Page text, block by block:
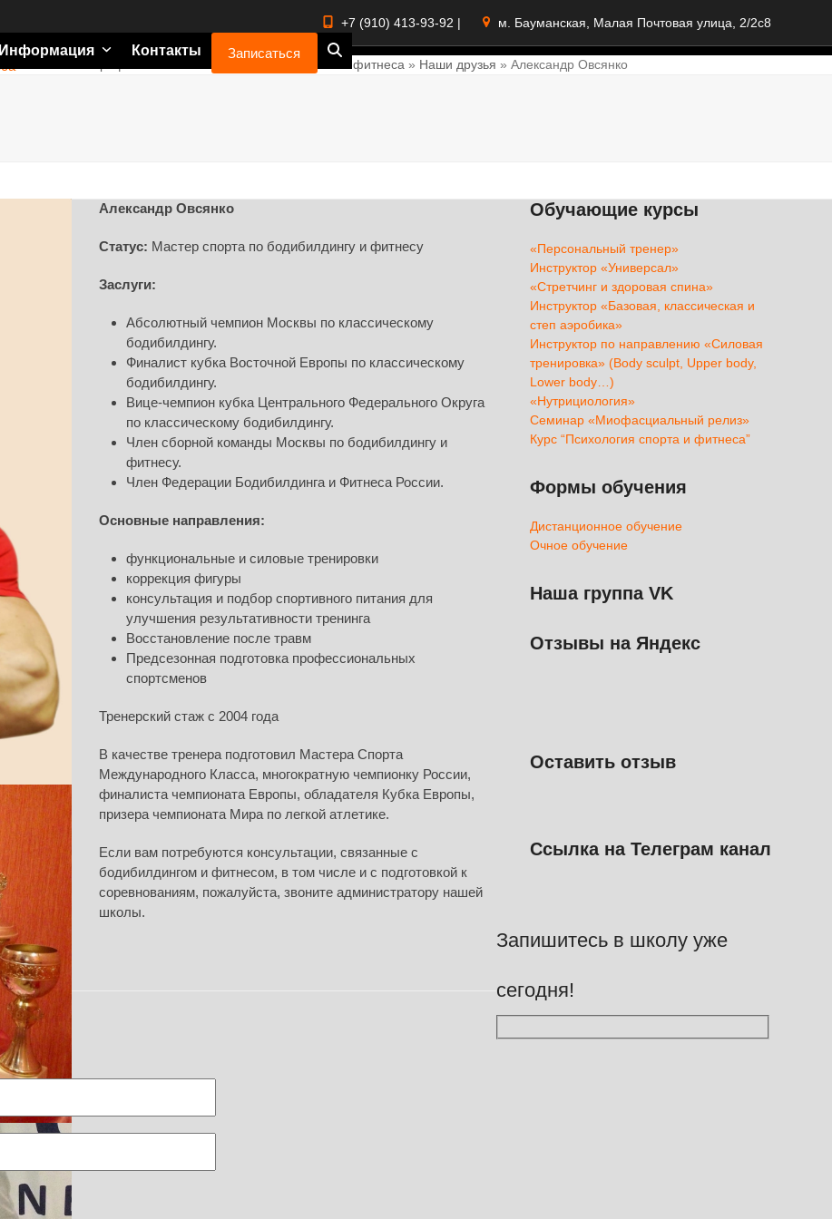
+7 (910) 413-93-92 | м. Бауманская, Малая Почтовая улица, 2/2с8
Информация Контакты Записаться
О профессиональной школе бодибилдинга и фитнеса » Наши друзья »Александр Овсянко
Александр Овсянко
Статус: Мастер спорта по бодибилдингу и фитнесу
Заслуги:
Абсолютный чемпион Москвы по классическому
бодибилдингу.
Финалист кубка Восточной Европы по классическому
бодибилдингу.
Вице-чемпион кубка Центрального Федерального Округа
по классическому бодибилдингу.
Член сборной команды Москвы по бодибилдингу и
фитнесу.
Член Федерации Бодибилдинга и Фитнеса России.
Основные направления:
функциональные и силовые тренировки
коррекция фигуры
консультация и подбор спортивного питания для
улучшения результативности тренинга
Восстановление после травм
Предсезонная подготовка профессиональных
спортсменов
Тренерский стаж с 2004 года
В качестве тренера подготовил Мастера Спорта
Международного Класса, многократную чемпионку России,
финалиста чемпионата Европы, обладателя Кубка Европы,
призера чемпионата Мира по легкой атлетике.
Если вам потребуются консультации, связанные с
бодибилдингом и фитнесом, в том числе и с подготовкой к
соревнованиям, пожалуйста, звоните администратору нашей
школы.
Обучающие курсы
«Персональный тренер»
Инструктор «Универсал»
«Стретчинг и здоровая спина»
Инструктор «Базовая, классическая и
степ аэробика»
Инструктор по направлению «Силовая
тренировка» (Body sculpt, Upper body,
Lower body…)
«Нутрициология»
Семинар «Миофасциальный релиз»
Курс “Психология спорта и фитнеса”
Формы обучения
Дистанционное обучение
Очное обучение
Наша группа VK
Отзывы на Яндекс
Оставить отзыв
Ссылка на Телеграм канал
Запишитесь в школу уже
сегодня!